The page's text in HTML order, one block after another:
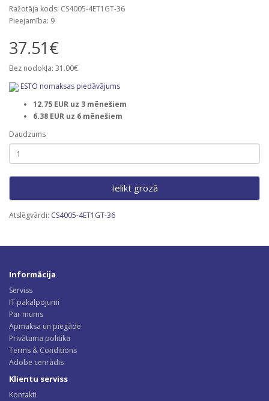
Ražotāja kods: CS4005-4ET1GT-36
Pieejamība: 9
37.51€
Bez nodokļa: 31.00€
ESTO nomaksas piedāvājums
12.75 EUR uz 3 mēnešiem
6.38 EUR uz 6 mēnešiem
Daudzums
Ielikt grozā
Atslēgvārdi: CS4005-4ET1GT-36
Informācija
Serviss
IT pakalpojumi
Par mums
Apmaksa un piegāde
Privātuma politika
Terms & Conditions
Adobe cenrādis
Klientu serviss
Kontakti